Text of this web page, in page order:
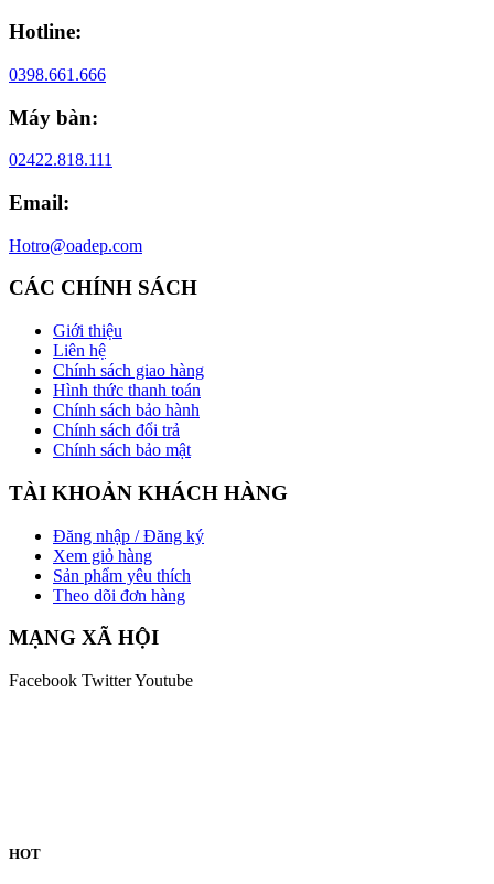
Hotline:
0398.661.666
Máy bàn:
02422.818.111
Email:
Hotro@oadep.com
CÁC CHÍNH SÁCH
Giới thiệu
Liên hệ
Chính sách giao hàng
Hình thức thanh toán
Chính sách bảo hành
Chính sách đổi trả
Chính sách bảo mật
TÀI KHOẢN KHÁCH HÀNG
Đăng nhập / Đăng ký
Xem giỏ hàng
Sản phẩm yêu thích
Theo dõi đơn hàng
MẠNG XÃ HỘI
Facebook TwitterYoutube
HOT